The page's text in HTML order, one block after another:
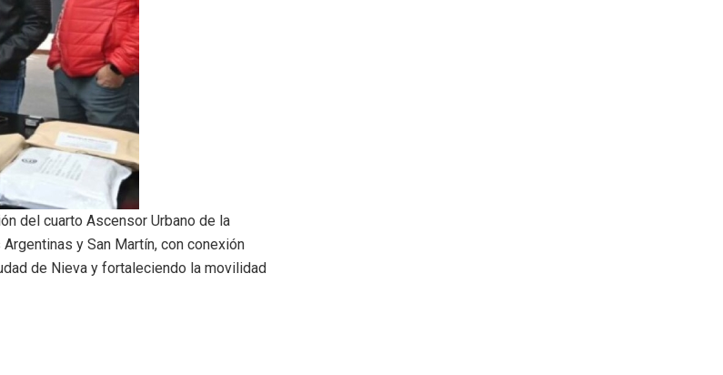
del cuarto Ascensor Urbano de la
y San Martín, con conexión
de Nieva y fortaleciendo la movilidad